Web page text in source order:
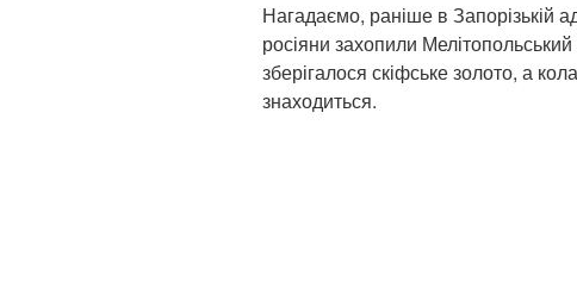
Нагадаємо, раніше в Запорізькій
росіяни захопили
зберігалося скіфське золото, а
знаходиться.